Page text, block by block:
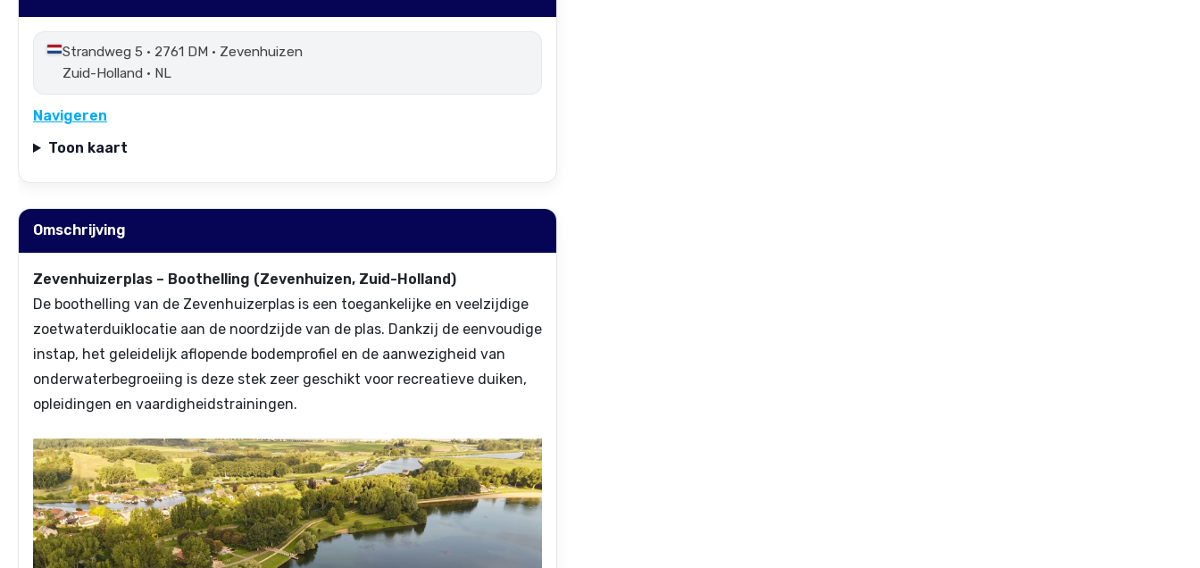
Strandweg 5 • 2761 DM • Zevenhuizen
Zuid-Holland • NL
Navigeren
Toon kaart
Omschrijving
Zevenhuizerplas – Boothelling (Zevenhuizen, Zuid-Holland)
De boothelling van de Zevenhuizerplas is een toegankelijke en veelzijdige
zoetwaterduiklocatie aan de noordzijde van de plas. Dankzij de eenvoudige
instap, het geleidelijk aflopende bodemprofiel en de aanwezigheid van
onderwaterbegroeiing is deze stek zeer geschikt voor recreatieve duiken,
opleidingen en vaardigheidstrainingen.